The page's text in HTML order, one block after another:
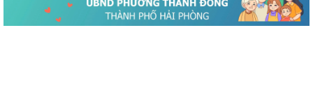
ủy về xây dựng và hoàn thiện nhà...